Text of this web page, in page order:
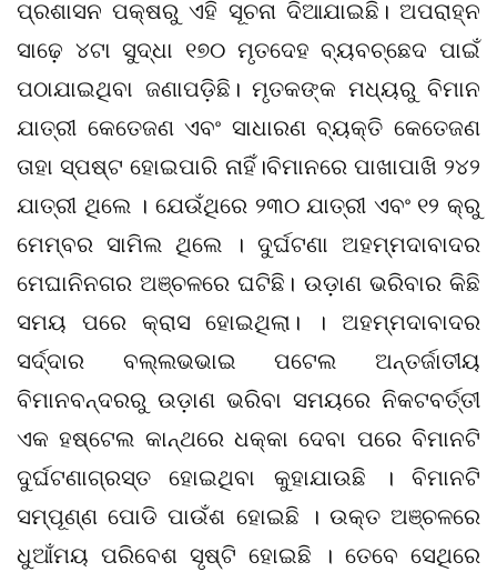
ପ୍ରଶାସନ ପକ୍ଷରୁ ଏହି ସୂଚନା ଦିଆଯାଇଛି। ଅପରାହ୍ନ
ସାଢ଼େ ୪ଟା ସୁଦ୍ଧା ୧୭୦ ମୃତଦେହ ବ୍ୟବଚ୍ଛେଦ ପାଇଁ
ପଠାଯାଇଥିବା ଜଣାପଡ଼ିଛି। ମୃତକଙ୍କ ମଧ୍ୟରୁ ବିମାନ
ଯାତ୍ରୀ କେତେଜଣ ଏବଂ ସାଧାରଣ ବ୍ୟକ୍ତି କେତେଜଣ
ତାହା ସ୍ପଷ୍ଟ ହୋଇପାରି ନାହିଁ।ବିମାନରେ ପାଖାପାଖି ୨୪୨
ଯାତ୍ରୀ ଥିଲେ । ଯେଉଁଥିରେ ୨୩୦ ଯାତ୍ରୀ ଏବଂ ୧୨ କ୍ରୁ
ମେମ୍ବର ସାମିଲ ଥିଲେ । ଦୁର୍ଘଟଣା ଅହମ୍ମଦାବାଦର
ମେଘାନିନଗର ଅଞ୍ଚଳରେ ଘଟିଛି। ଉଡ଼ାଣ ଭରିବାର କିଛି
ସମୟ ପରେ କ୍ରାସ ହୋଇଥିଲା। । ଅହମ୍ମଦାବାଦର
ସର୍ଦ୍ଦାର ବଲ୍ଲଭଭାଇ ପଟେଲ ଅନ୍ତର୍ଜାତୀୟ
ବିମାନବନ୍ଦରରୁ ଉଡ଼ାଣ ଭରିବା ସମୟରେ ନିକଟବର୍ତ୍ତୀ
ଏକ ହଷ୍ଟେଲ କାନ୍ଥରେ ଧକ୍କା ଦେବା ପରେ ବିମାନଟି
ଦୁର୍ଘଟଣାଗ୍ରସ୍ତ ହୋଇଥିବା କୁହାଯାଉଛି । ବିମାନଟି
ସମ୍ପୂଣ୍ଣ ପୋଡି ପାଉଁଶ ହୋଇଛି । ଉକ୍ତ ଅଞ୍ଚଳରେ
ଧୁଆଁମୟ ପରିବେଶ ସୃଷ୍ଟି ହୋଇଛି । ତେବେ ସେଥିରେ